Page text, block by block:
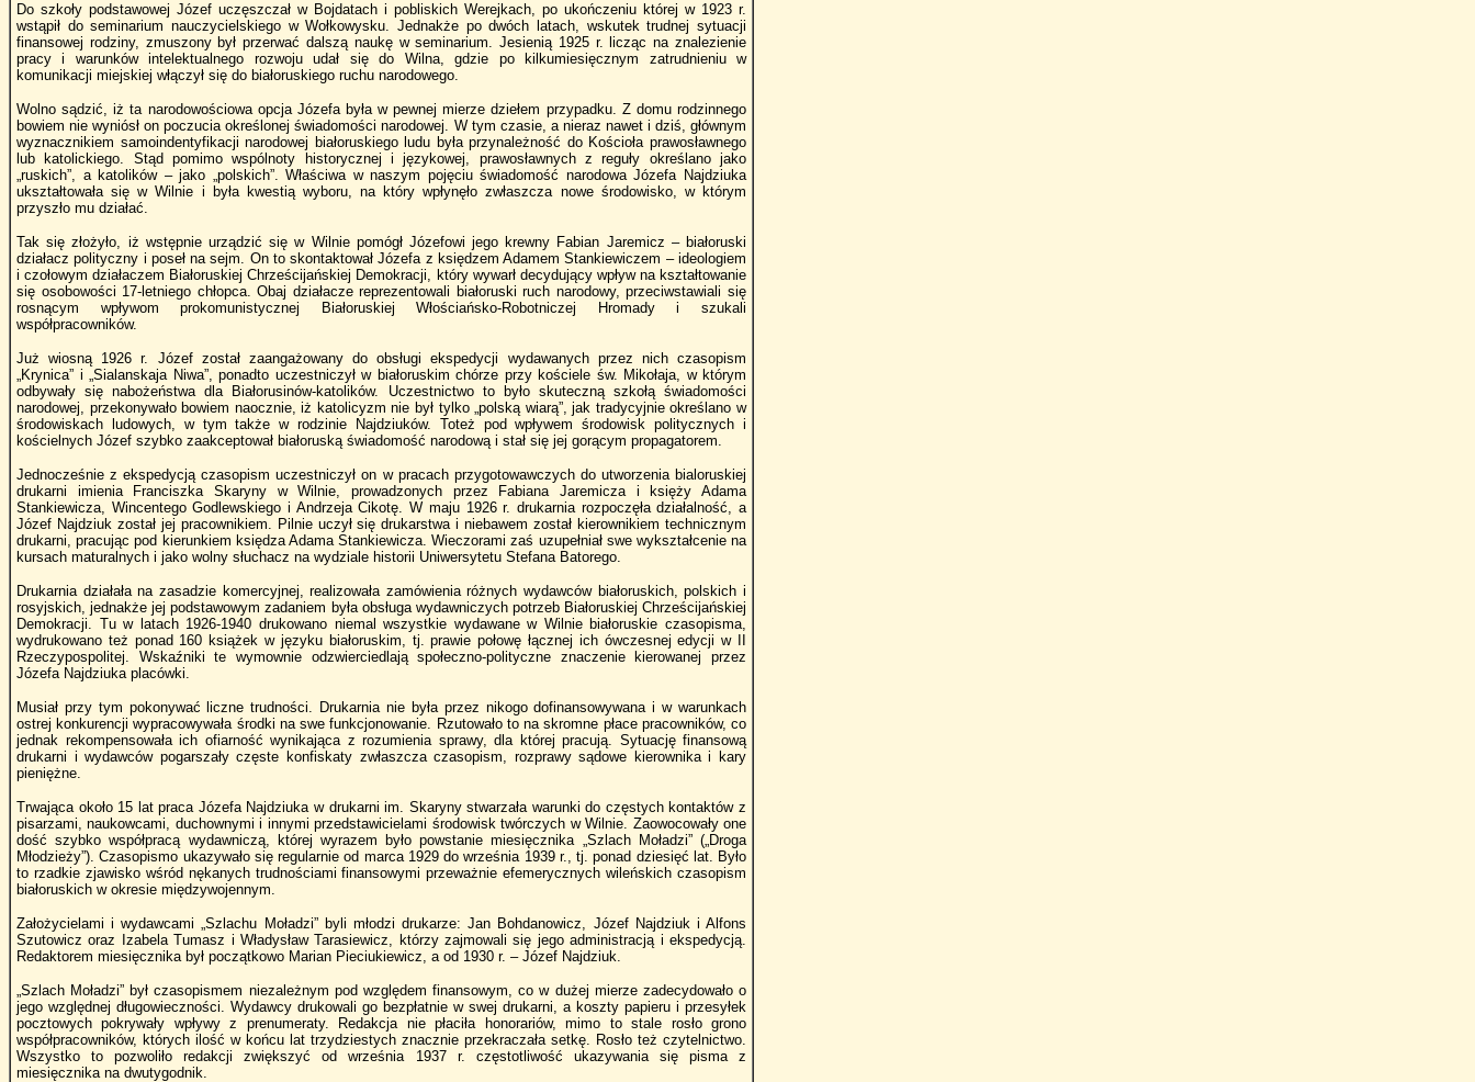
Do szkoły podstawowej Józef uczęszczał w Bojdatach i pobliskich Werejkach, po ukończeniu której w 1923 r.
wstąpił do seminarium nauczycielskiego w Wołkowysku. Jednakże po dwóch latach, wskutek trudnej sytuacji
finansowej rodziny, zmuszony był przerwać dalszą naukę w seminarium. Jesienią 1925 r. licząc na znalezienie
pracy i warunków intelektualnego rozwoju udał się do Wilna, gdzie po kilkumiesięcznym zatrudnieniu w
komunikacji miejskiej włączył się do białoruskiego ruchu narodowego.
Wolno sądzić, iż ta narodowościowa opcja Józefa była w pewnej mierze dziełem przypadku. Z domu rodzinnego
bowiem nie wyniósł on poczucia określonej świadomości narodowej. W tym czasie, a nieraz nawet i dziś, głównym
wyznacznikiem samoindentyfikacji narodowej białoruskiego ludu była przynależność do Kościoła prawosławnego
lub katolickiego. Stąd pomimo wspólnoty historycznej i językowej, prawosławnych z reguły określano jako
„ruskich”, a katolików – jako „polskich”. Właściwa w naszym pojęciu świadomość narodowa Józefa Najdziuka
ukształtowała się w Wilnie i była kwestią wyboru, na który wpłynęło zwłaszcza nowe środowisko, w którym
przyszło mu działać.
Tak się złożyło, iż wstępnie urządzić się w Wilnie pomógł Józefowi jego krewny Fabian Jaremicz – białoruski
działacz polityczny i poseł na sejm. On to skontaktował Józefa z księdzem Adamem Stankiewiczem – ideologiem
i czołowym działaczem Białoruskiej Chrześcijańskiej Demokracji, który wywarł decydujący wpływ na kształtowanie
się osobowości 17-letniego chłopca. Obaj działacze reprezentowali białoruski ruch narodowy, przeciwstawiali się
rosnącym wpływom prokomunistycznej Białoruskiej Włościańsko-Robotniczej Hromady i szukali
współpracowników.
Już wiosną 1926 r. Józef został zaangażowany do obsługi ekspedycji wydawanych przez nich czasopism
„Krynica” i „Sialanskaja Niwa”, ponadto uczestniczył w białoruskim chórze przy kościele św. Mikołaja, w którym
odbywały się nabożeństwa dla Białorusinów-katolików. Uczestnictwo to było skuteczną szkołą świadomości
narodowej, przekonywało bowiem naocznie, iż katolicyzm nie był tylko „polską wiarą”, jak tradycyjnie określano w
środowiskach ludowych, w tym także w rodzinie Najdziuków. Toteż pod wpływem środowisk politycznych i
kościelnych Józef szybko zaakceptował białoruską świadomość narodową i stał się jej gorącym propagatorem.
Jednocześnie z ekspedycją czasopism uczestniczył on w pracach przygotowawczych do utworzenia bialoruskiej
drukarni imienia Franciszka Skaryny w Wilnie, prowadzonych przez Fabiana Jaremicza i księży Adama
Stankiewicza, Wincentego Godlewskiego i Andrzeja Cikotę. W maju 1926 r. drukarnia rozpoczęła działalność, a
Józef Najdziuk został jej pracownikiem. Pilnie uczył się drukarstwa i niebawem został kierownikiem technicznym
drukarni, pracując pod kierunkiem księdza Adama Stankiewicza. Wieczorami zaś uzupełniał swe wykształcenie na
kursach maturalnych i jako wolny słuchacz na wydziale historii Uniwersytetu Stefana Batorego.
Drukarnia działała na zasadzie komercyjnej, realizowała zamówienia różnych wydawców białoruskich, polskich i
rosyjskich, jednakże jej podstawowym zadaniem była obsługa wydawniczych potrzeb Białoruskiej Chrześcijańskiej
Demokracji. Tu w latach 1926-1940 drukowano niemal wszystkie wydawane w Wilnie białoruskie czasopisma,
wydrukowano też ponad 160 książek w języku białoruskim, tj. prawie połowę łącznej ich ówczesnej edycji w II
Rzeczypospolitej. Wskaźniki te wymownie odzwierciedlają społeczno-polityczne znaczenie kierowanej przez
Józefa Najdziuka placówki.
Musiał przy tym pokonywać liczne trudności. Drukarnia nie była przez nikogo dofinansowywana i w warunkach
ostrej konkurencji wypracowywała środki na swe funkcjonowanie. Rzutowało to na skromne płace pracowników, co
jednak rekompensowała ich ofiarność wynikająca z rozumienia sprawy, dla której pracują. Sytuację finansową
drukarni i wydawców pogarszały częste konfiskaty zwłaszcza czasopism, rozprawy sądowe kierownika i kary
pieniężne.
Trwająca około 15 lat praca Józefa Najdziuka w drukarni im. Skaryny stwarzała warunki do częstych kontaktów z
pisarzami, naukowcami, duchownymi i innymi przedstawicielami środowisk twórczych w Wilnie. Zaowocowały one
dość szybko współpracą wydawniczą, której wyrazem było powstanie miesięcznika „Szlach Moładzi” („Droga
Młodzieży”). Czasopismo ukazywało się regularnie od marca 1929 do września 1939 r., tj. ponad dziesięć lat. Było
to rzadkie zjawisko wśród nękanych trudnościami finansowymi przeważnie efemerycznych wileńskich czasopism
białoruskich w okresie międzywojennym.
Założycielami i wydawcami „Szlachu Moładzi” byli młodzi drukarze: Jan Bohdanowicz, Józef Najdziuk i Alfons
Szutowicz oraz Izabela Tumasz i Władysław Tarasiewicz, którzy zajmowali się jego administracją i ekspedycją.
Redaktorem miesięcznika był początkowo Marian Pieciukiewicz, a od 1930 r. – Józef Najdziuk.
„Szlach Moładzi” był czasopismem niezależnym pod względem finansowym, co w dużej mierze zadecydowało o
jego względnej długowieczności. Wydawcy drukowali go bezpłatnie w swej drukarni, a koszty papieru i przesyłek
pocztowych pokrywały wpływy z prenumeraty. Redakcja nie płaciła honorariów, mimo to stale rosło grono
współpracowników, których ilość w końcu lat trzydziestych znacznie przekraczała setkę. Rosło też czytelnictwo.
Wszystko to pozwoliło redakcji zwiększyć od września 1937 r. częstotliwość ukazywania się pisma z
miesięcznika na dwutygodnik.